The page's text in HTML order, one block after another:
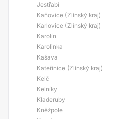
Jestřabí
Kaňovice (Zlínský kraj)
Karlovice (Zlínský kraj)
Karolín
Karolinka
Kašava
Kateřinice (Zlínský kraj)
Kelč
Kelníky
Kladeruby
Kněžpole